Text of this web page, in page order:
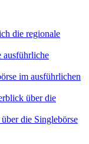
die regionale
ausführliche
im ausführlichen
über die
die Singlebörse